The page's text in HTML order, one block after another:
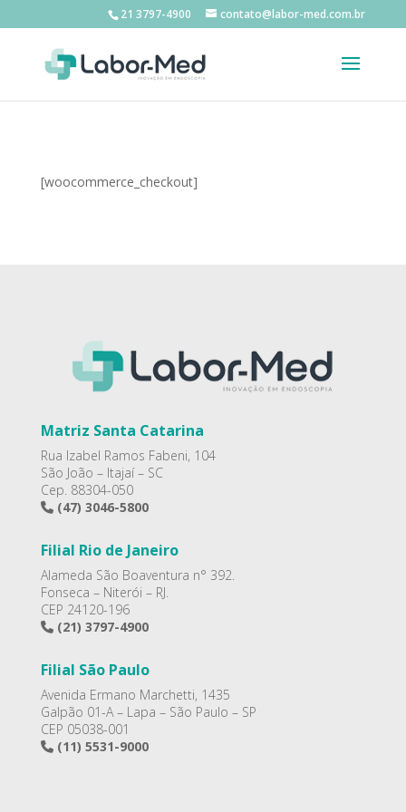
21 3797-4900 contato@labor-med.com.br
[woocommerce_checkout]
Matriz Santa Catarina
Rua Izabel Ramos Fabeni, 104
São João – Itajaí – SC
Cep. 88304-050
(47) 3046-5800
Filial Rio de Janeiro
Alameda São Boaventura n° 392.
Fonseca – Niterói – RJ.
CEP 24120-196
(21) 3797-4900
Filial São Paulo
Avenida Ermano Marchetti, 1435
Galpão 01-A – Lapa – São Paulo – SP
CEP 05038-001
(11) 5531-9000